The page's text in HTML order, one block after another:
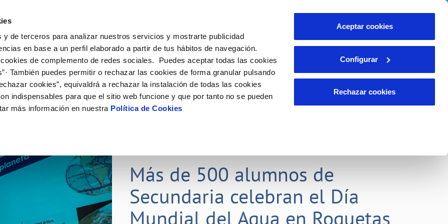
y de terceros para analizar nuestros servicios y mostrarte publicidad
en base a un perfil elaborado a partir de tus hábitos de navegación.
de complemento de redes sociales. Puedes aceptar todas las cookies
También puedes permitir o rechazar las cookies de forma granular pulsando
cookies”, equivaldrá a rechazar la instalación de todas las cookies
indispensables para que el sitio web funcione y que por tanto no se pueden
más información en nuestra Política de Cookies
Aceptar cookies
Configurar
Rechazar cookies
de titular
de suministro
obras
MODIFICACIÓN DE DATOS
Actualizar datos bancarios
Actualizar datos de domicilio
INCIDENCIAS
Comunica anomalías o posibles
VER TODAS LAS GESTIONES
Tu Servicio
AL CLIENTE
contacto
y afectaciones
e impresos
COMPROMISO DE SERVICIO
Carta de compromisos
Customer Counsel (Defensa del cliente)
Tu Agua
del agua
CUIDADOS DEL AGUA
Consejos de ahorro
Medidas contra la sequía
Conócenos
DE GESTIÓN Y CERTIFICADOS
CONTRATACIÓN
Licitaciones en curso
EMPLEO
Nuestros compromisos
Más de 500 alumnos de
Secundaria celebran el Día
Mundial del Agua en Roquetas